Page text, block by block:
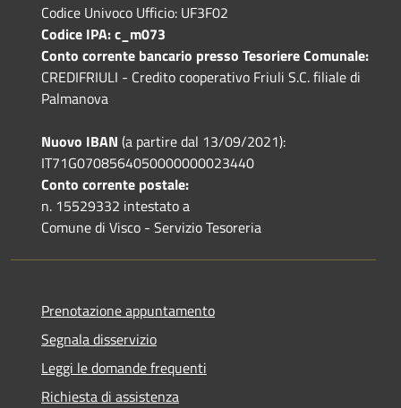
Codice Univoco Ufficio: UF3F02
Codice IPA: c_m073
Conto corrente bancario presso Tesoriere Comunale:
CREDIFRIULI - Credito cooperativo Friuli S.C. filiale di
Palmanova
Nuovo IBAN (a partire dal 13/09/2021):
IT71G0708564050000000023440
Conto corrente postale:
n. 15529332 intestato a
Comune di Visco - Servizio Tesoreria
Prenotazione appuntamento
Segnala disservizio
Leggi le domande frequenti
Richiesta di assistenza